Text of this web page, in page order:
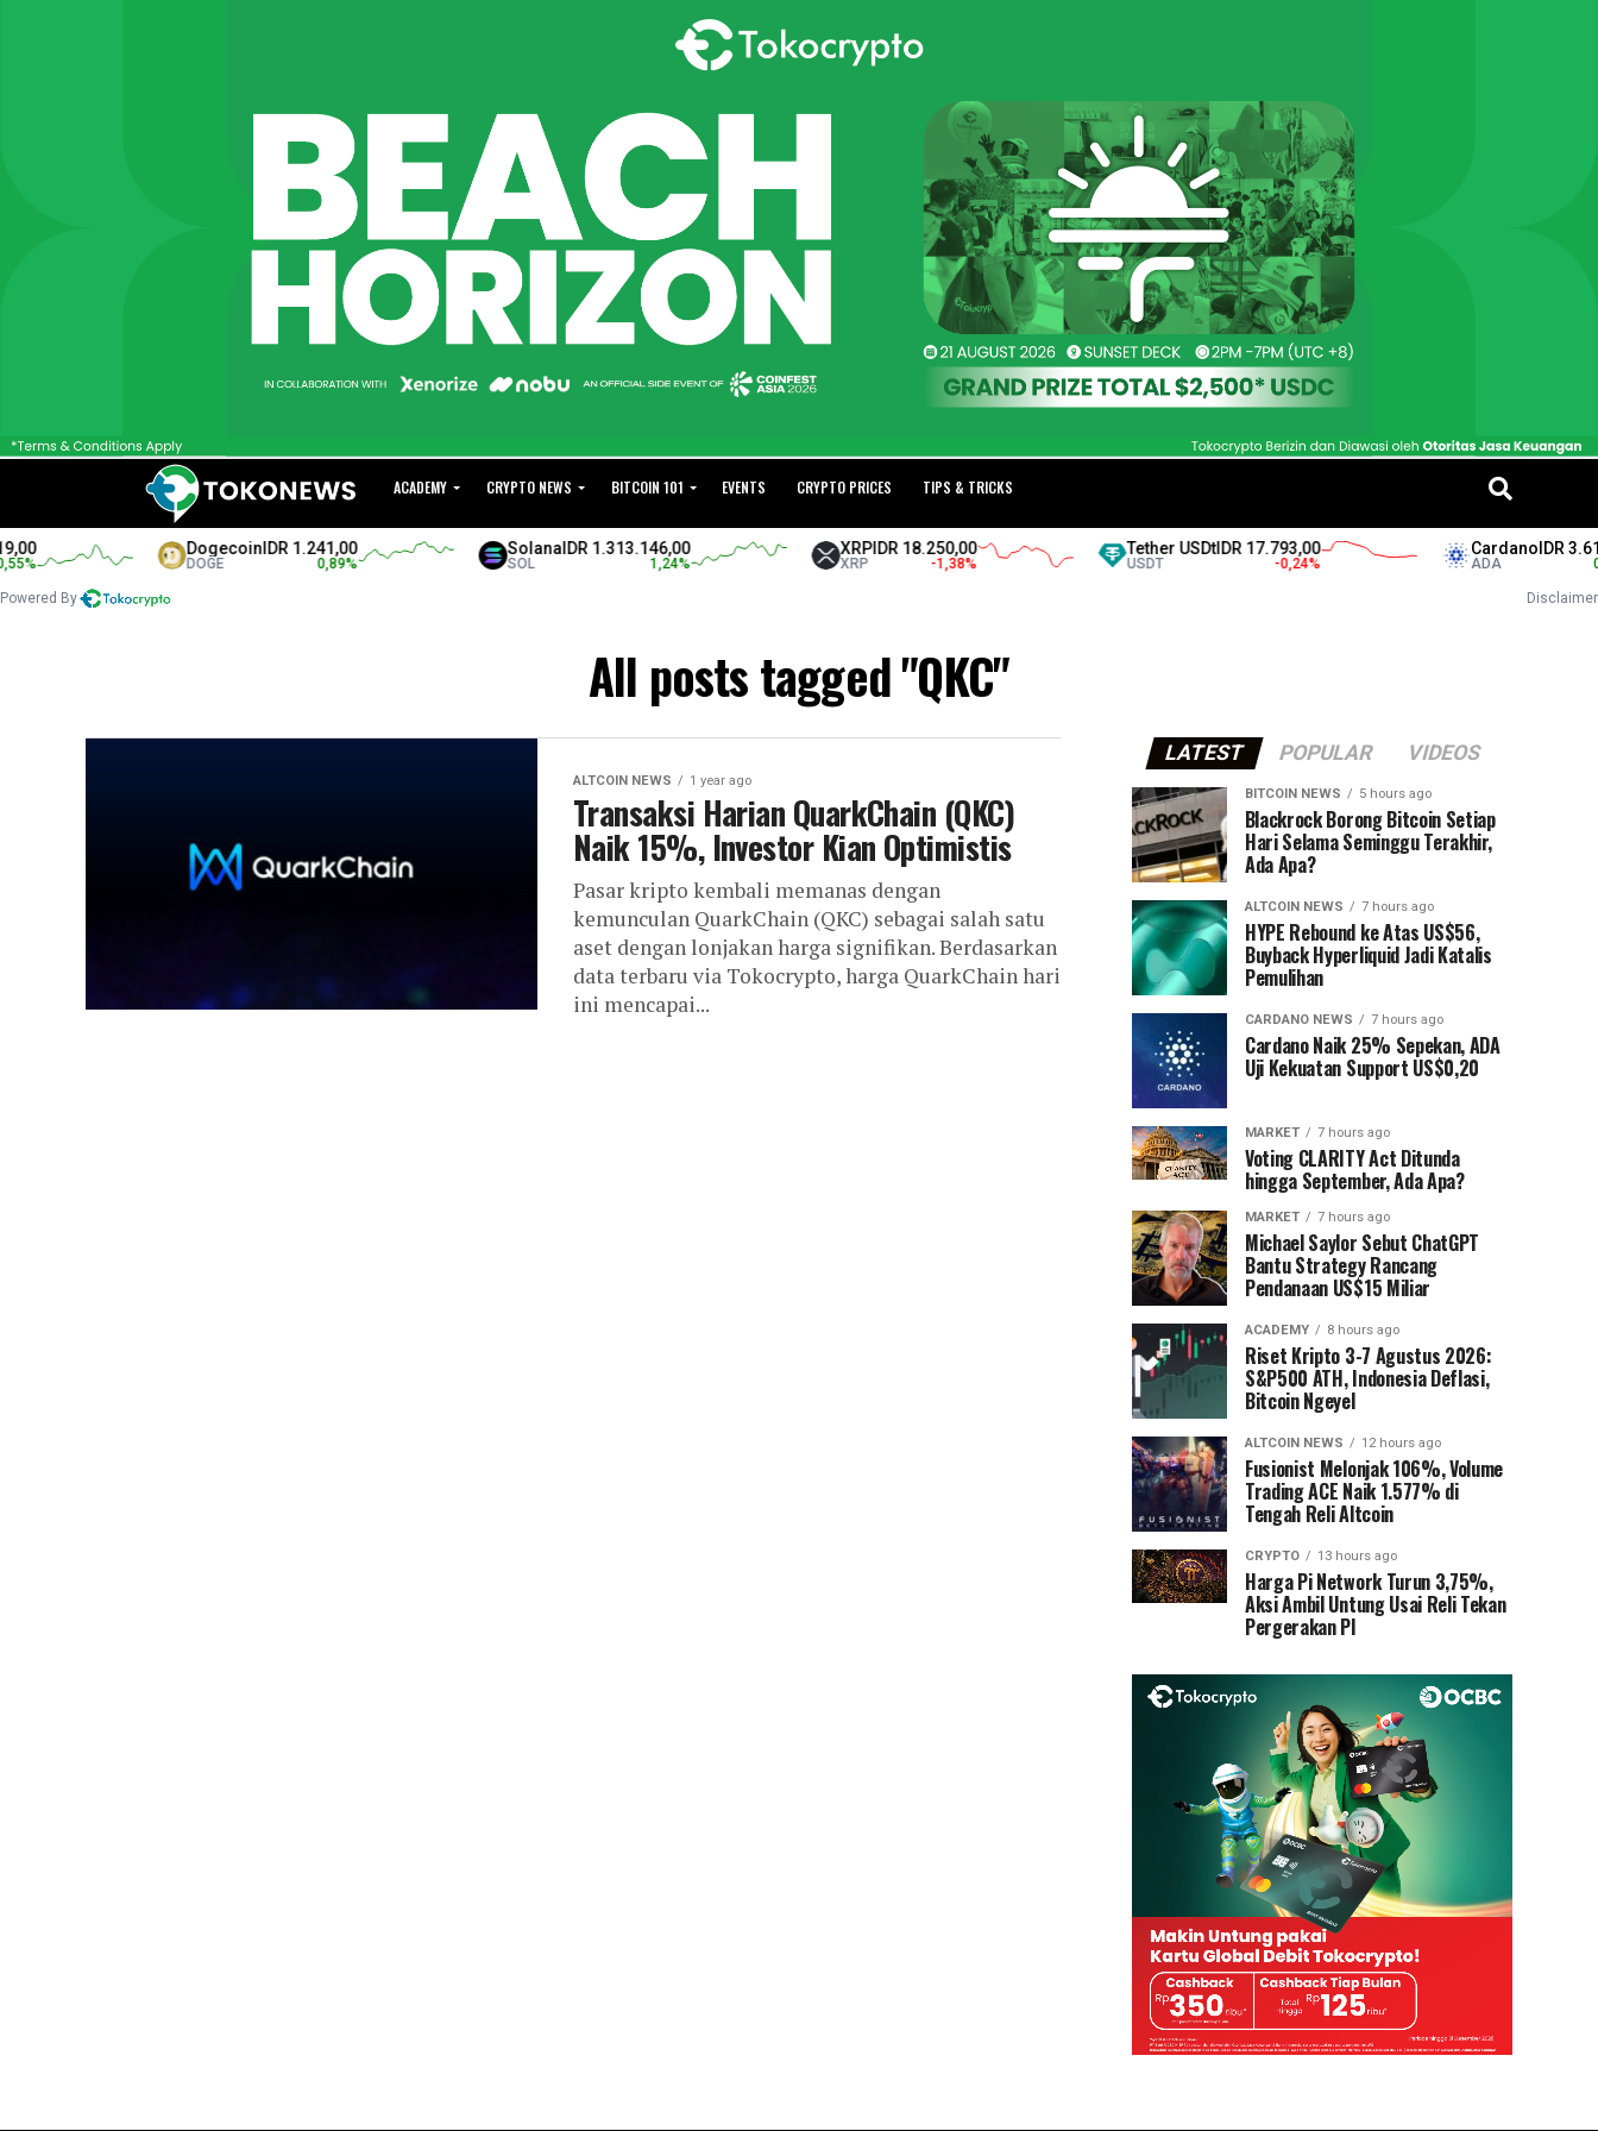
ACADEMY CRYPTO NEWS BITCOIN 101 EVENTS CRYPTO PRICES TIPS & TRICKS
DogecoinIDR 1.241,00
DOGE 0,89%
SolanaIDR 1.313.146,00
SOL 1,24%
XRPIDR 18.250,00
XRP -1,38%
Tether USDtIDR 17.793,00
USDT -0,24%
CardanoIDR
ADA 0,56
Powered By Disclaimer
All posts tagged "QKC"
ALTCOIN NEWS 1 year ago
Transaksi Harian QuarkChain (QKC)
Naik 15%, Investor Kian Optimistis
Pasar kripto kembali memanas dengan
kemunculan QuarkChain (QKC) sebagai salah satu
aset dengan lonjakan harga signifikan. Berdasarkan
data terbaru via Tokocrypto, harga QuarkChain hari
ini mencapai...
LATEST POPULAR VIDEOS
BITCOIN NEWS 5 hours ago
⁠Blackrock Borong Bitcoin Setiap
Hari Selama Seminggu Terakhir,
Ada Apa?
ALTCOIN NEWS 7 hours ago
HYPE Rebound ke Atas US$56,
Buyback Hyperliquid Jadi Katalis
Pemulihan
CARDANO NEWS 7 hours ago
Cardano Naik 25% Sepekan, ADA
Uji Kekuatan Support US$0,20
MARKET 7 hours ago
Voting CLARITY Act Ditunda
hingga September, Ada Apa?
MARKET 7 hours ago
Michael Saylor Sebut ChatGPT
Bantu Strategy Rancang
Pendanaan US$15 Miliar
ACADEMY 8 hours ago
Riset Kripto 3-7 Agustus 2026:
S&P500 ATH, Indonesia Deflasi,
Bitcoin Ngeyel
ALTCOIN NEWS 12 hours ago
Fusionist Melonjak 106%, Volume
Trading ACE Naik 1.577% di
Tengah Reli Altcoin
CRYPTO 13 hours ago
Harga Pi Network Turun 3,75%,
Aksi Ambil Untung Usai Reli Tekan
Pergerakan PI